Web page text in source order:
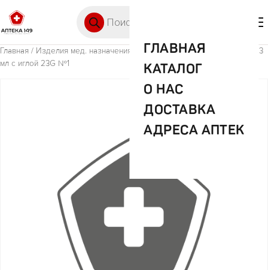
ГЛАВНАЯ
КАТАЛОГ
О НАС
ДОСТАВКА
АДРЕСА АПТЕК
Главная / Изделия мед. назначения (ИМН) / Шприц однораз 3-х комп 3
мл с иглой 23G №1